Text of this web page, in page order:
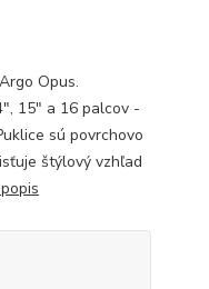
Opus.
15" a 16 palcov -
sú povrchovo
štýlový vzhľad